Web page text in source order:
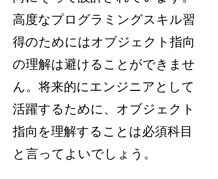
高度なプログラミングスキル習
得のためにはオブジェクト指向
の理解は避けることができませ
ん。将来的にエンジニアとして
活躍するために、オブジェクト
指向を理解することは必須科目
と言ってよいでしょう。